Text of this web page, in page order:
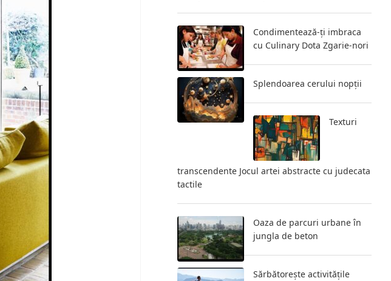
Condimentează-ți imbraca
cu Culinary Dota Zgarie-nori
Splendoarea cerului nopții
Texturi
transcendente Jocul artei abstracte cu judecata
tactile
Oaza de parcuri urbane în
jungla de beton
Sărbătorește activitățile